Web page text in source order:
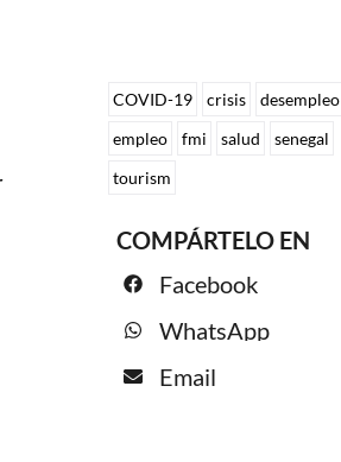
COVID-19 crisis
desempleo
empleo
fmi salud
senegal
tourism
COMPÁRTELO EN
Facebook
WhatsApp
Email